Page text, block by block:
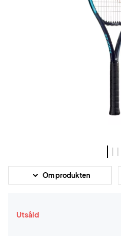
Om produkten
Utsåld